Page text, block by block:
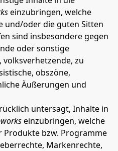
einzubringen, welche
und/oder die guten Sitten
sind insbesondere gegen
oder sonstige
zu
obszöne,
Äußerungen und
untersagt, Inhalte in
einzubringen, welche
bzw. Programme
Markenrechte,